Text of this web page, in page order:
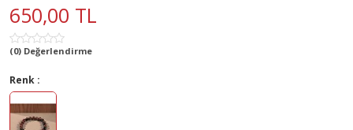
650,00 TL
(0) Değerlendirme
Renk :